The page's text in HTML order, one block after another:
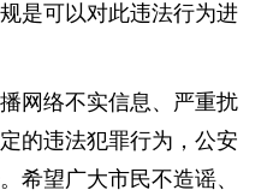
是可以对此违法行为进
网络不实信息、严重扰
的违法犯罪行为，公安
希望广大市民不造谣、